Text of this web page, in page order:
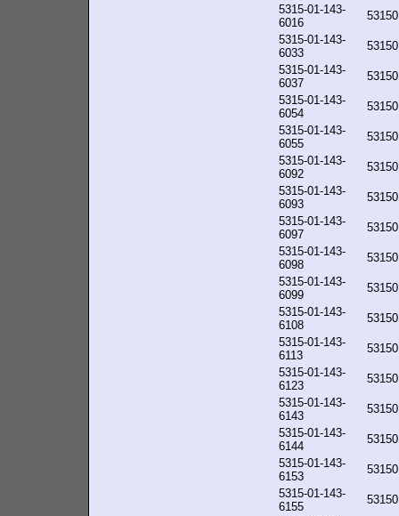
5315-01-143-
6016
5315-01-143-
6033
5315-01-143-
6037
5315-01-143-
6054
5315-01-143-
6055
5315-01-143-
6092
5315-01-143-
6093
5315-01-143-
6097
5315-01-143-
6098
5315-01-143-
6099
5315-01-143-
6108
5315-01-143-
6113
5315-01-143-
6123
5315-01-143-
6143
5315-01-143-
6144
5315-01-143-
6153
5315-01-143-
6155